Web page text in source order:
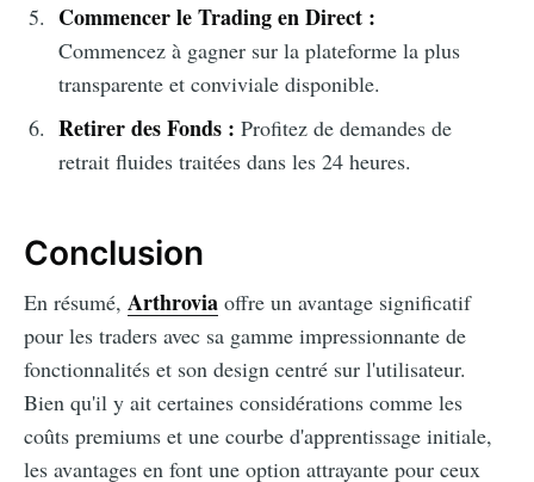
Commencer le Trading en Direct :
Commencez à gagner sur la plateforme la plus
transparente et conviviale disponible.
Retirer des Fonds : Profitez de demandes de
retrait fluides traitées dans les 24 heures.
Conclusion
En résumé, Arthrovia offre un avantage significatif
pour les traders avec sa gamme impressionnante de
fonctionnalités et son design centré sur l'utilisateur.
Bien qu'il y ait certaines considérations comme les
coûts premiums et une courbe d'apprentissage initiale,
les avantages en font une option attrayante pour ceux